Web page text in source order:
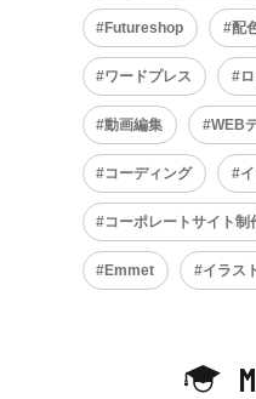
Futureshop 配
ワードプレス
動画編集 WEB
コーディング
コーポレートサイト制
Emmet イラス